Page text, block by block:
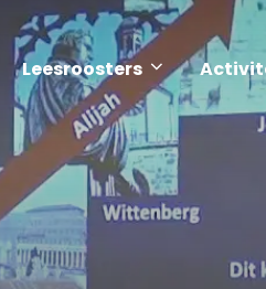
Leesroosters